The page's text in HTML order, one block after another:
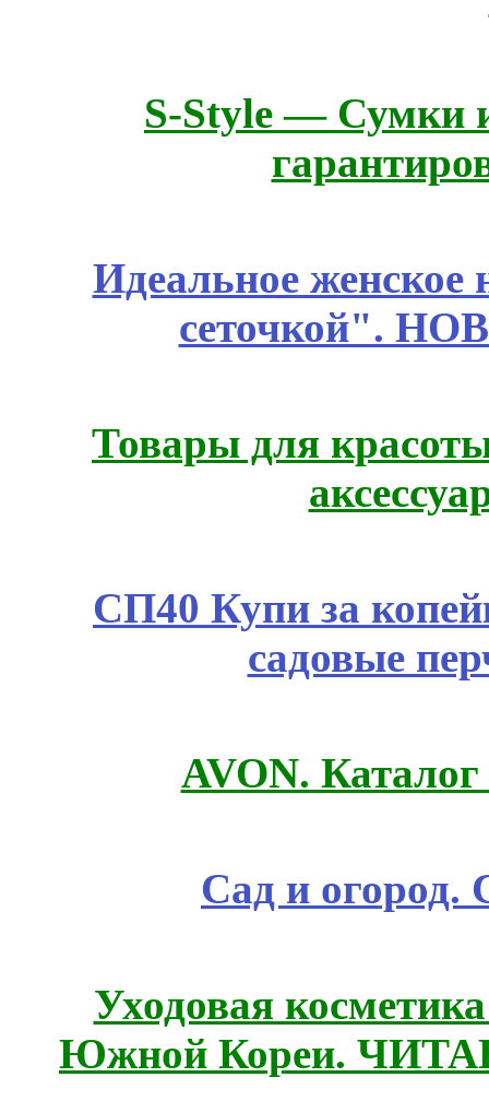
S-Style — Сумки
Идеальное женское
сеточкой".
Товары для
СП40 Купи за
садовые
AVON.
Сад и огород.
Уходовая
Южной Кореи.